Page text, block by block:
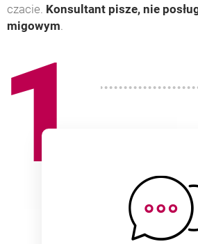
czacie. Konsultant pisze, nie
migowym.
1